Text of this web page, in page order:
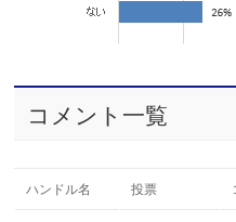
コメント一覧
ハンドル名 投票